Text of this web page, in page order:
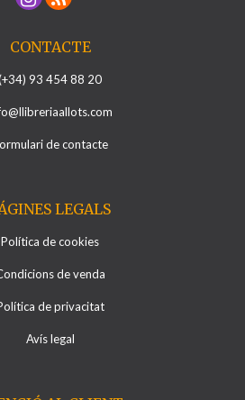
CONTACTE
93 454 88 20
de contacte
LEGALS
Política de cookies
de venda
de privacitat
Avís legal